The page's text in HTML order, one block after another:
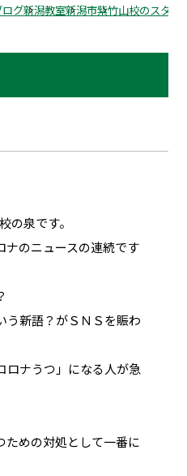
グ新潟教室新潟市紫竹山校のスタッ
の泉です。
ナのニュースの連続です
う新語？がＳＮＳを賑わ
ロナうつ」になる人が急
ための対処として一番に